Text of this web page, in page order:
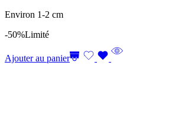
Environ 1-2 cm
-50%Limité
Ajouter au panier